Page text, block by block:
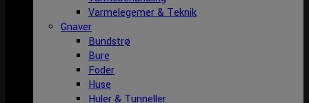
Varmelegemer & Teknik
Gnaver
Bundstrø
Bure
Foder
Huse
Huler & Tunneller